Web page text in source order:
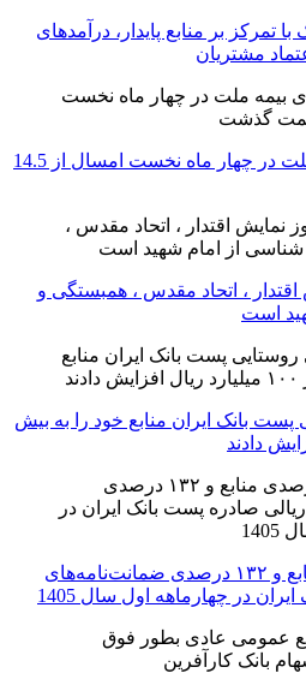
تمرکز بر منابع پایدار، درآمدهای
مشتریان
حق بیمه تولیدی بیمه ملت در چهار ماه نخست امسال از 14.5
اقتدار ، اتحاد مقدس ، همبستگی و
است
پست بانک ایران منابع خود را به بیش
افزایش ۷۰ درصدی منابع و ۱۳۲ درصدی ضمانت‌نامه‌های
در چهارماهه اول سال 1405